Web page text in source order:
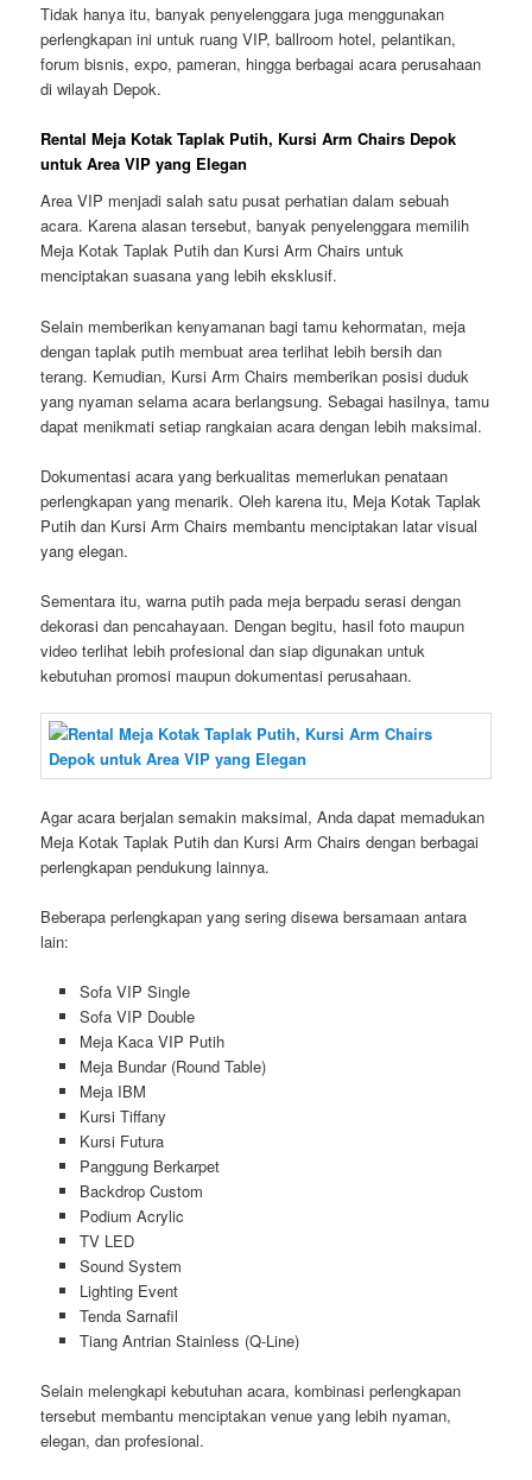
Tidak hanya itu, banyak penyelenggara juga menggunakan
perlengkapan ini untuk ruang VIP, ballroom hotel, pelantikan,
forum bisnis, expo, pameran, hingga berbagai acara perusahaan
di wilayah Depok.
Rental Meja Kotak Taplak Putih, Kursi Arm Chairs Depok
untuk Area VIP yang Elegan
Area VIP menjadi salah satu pusat perhatian dalam sebuah
acara. Karena alasan tersebut, banyak penyelenggara memilih
Meja Kotak Taplak Putih dan Kursi Arm Chairs untuk
menciptakan suasana yang lebih eksklusif.
Selain memberikan kenyamanan bagi tamu kehormatan, meja
dengan taplak putih membuat area terlihat lebih bersih dan
terang. Kemudian, Kursi Arm Chairs memberikan posisi duduk
yang nyaman selama acara berlangsung. Sebagai hasilnya, tamu
dapat menikmati setiap rangkaian acara dengan lebih maksimal.
Dokumentasi acara yang berkualitas memerlukan penataan
perlengkapan yang menarik. Oleh karena itu, Meja Kotak Taplak
Putih dan Kursi Arm Chairs membantu menciptakan latar visual
yang elegan.
Sementara itu, warna putih pada meja berpadu serasi dengan
dekorasi dan pencahayaan. Dengan begitu, hasil foto maupun
video terlihat lebih profesional dan siap digunakan untuk
kebutuhan promosi maupun dokumentasi perusahaan.
Agar acara berjalan semakin maksimal, Anda dapat memadukan
Meja Kotak Taplak Putih dan Kursi Arm Chairs dengan berbagai
perlengkapan pendukung lainnya.
Beberapa perlengkapan yang sering disewa bersamaan antara
lain:
Sofa VIP Single
Sofa VIP Double
Meja Kaca VIP Putih
Meja Bundar (Round Table)
Meja IBM
Kursi Tiffany
Kursi Futura
Panggung Berkarpet
Backdrop Custom
Podium Acrylic
TV LED
Sound System
Lighting Event
Tenda Sarnafil
Tiang Antrian Stainless (Q-Line)
Selain melengkapi kebutuhan acara, kombinasi perlengkapan
tersebut membantu menciptakan venue yang lebih nyaman,
elegan, dan profesional.